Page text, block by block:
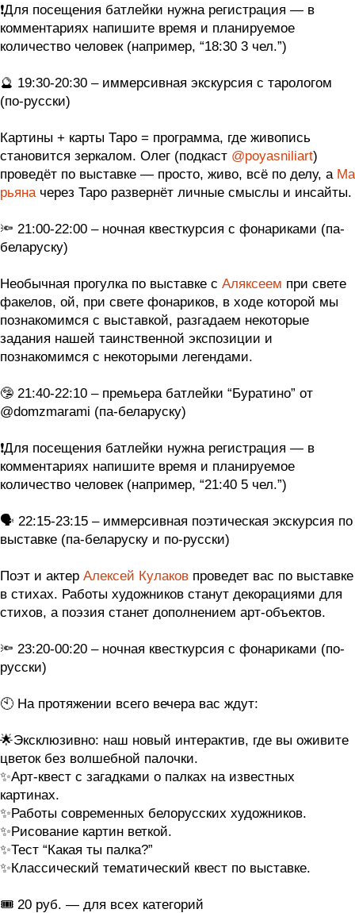
❗️Для посещения батлейки нужна регистрация — в
комментариях напишите время и планируемое
количество человек (например, “18:30 3 чел.”)
🔮 19:30-20:30 – иммерсивная экскурсия с тарологом
(по-русски)
Картины + карты Таро = программа, где живопись
становится зеркалом. Олег (подкаст @poyasniliart)
проведёт по выставке — просто, живо, всё по делу, а Ма
рьяначерез Таро развернёт личные смыслы и инсайты.
🔦 21:00-22:00 – ночная квесткурсия с фонариками (па-
беларуску)
Необычная прогулка по выставке с Аляксеем при свете
факелов, ой, при свете фонариков, в ходе которой мы
познакомимся с выставкой, разгадаем некоторые
задания нашей таинственной экспозиции и
познакомимся с некоторыми легендами.
🤥 21:40-22:10 – премьера батлейки “Буратино” от
@domzmarami (па-беларуску)
❗️Для посещения батлейки нужна регистрация — в
комментариях напишите время и планируемое
количество человек (например, “21:40 5 чел.”)
🗣 22:15-23:15 – иммерсивная поэтическая экскурсия по
выставке (па-беларуску и по-русски)
Поэт и актер Алексей Кулаков проведет вас по выставке
в стихах. Работы художников станут декорациями для
стихов, а поэзия станет дополнением арт-объектов.
🔦 23:20-00:20 – ночная квесткурсия с фонариками (по-
русски)
🕙 На протяжении всего вечера вас ждут:
🌟Эксклюзивно: наш новый интерактив, где вы оживите
цветок без волшебной палочки.
✨Арт-квест с загадками о палках на известных
картинах.
✨Работы современных белорусских художников.
✨Рисование картин веткой.
✨Тест “Какая ты палка?”
✨Классический тематический квест по выставке.
🎟 20 руб. — для всех категорий